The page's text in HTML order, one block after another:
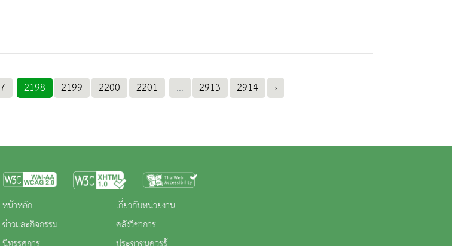
2198 2199 2200 2201 ... 2913 2914 ›
หน้าหลัก
ข่าวและกิจกรรม
เกี่ยวกับหน่วยงาน
คลังวิชาการ